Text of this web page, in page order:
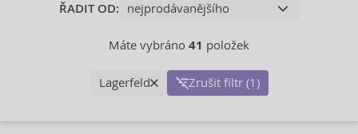
ŘADIT OD:
Máte vybráno 41 položek
Lagerfeld Zrušit filtr (1)